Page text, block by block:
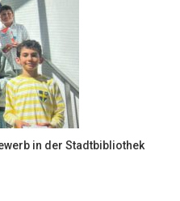
in der Stadtbibliothek